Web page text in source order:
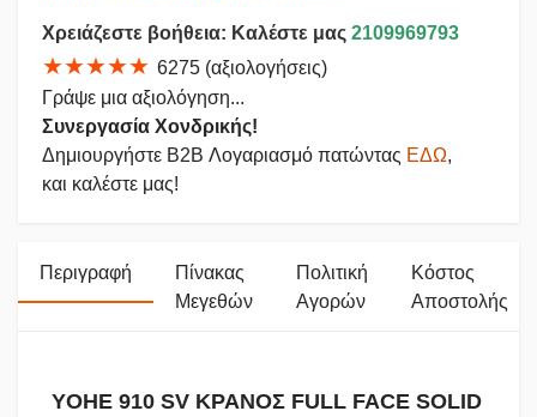
Χρειάζεστε βοήθεια: Καλέστε μας 2109969793
★★★★★ 6275 (αξιολογήσεις)
Γράψε μια αξιολόγηση...
Συνεργασία Χονδρικής!
Δημιουργήστε B2B Λογαριασμό πατώντας ΕΔΩ,
και καλέστε μας!
Περιγραφή
Πίνακας
Μεγεθών
Πολιτική
Αγορών
Κόστος
Αποστολής
YOHE 910 SV ΚΡΑΝΟΣ FULL FACE SOLID